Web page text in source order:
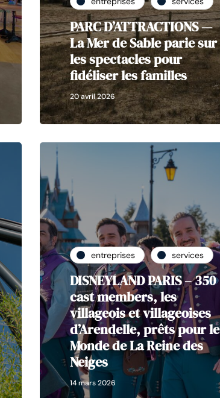
PARC D’ATTRACTIONS —
La Mer de Sable parie sur
les spectacles pour
fidéliser les familles
20 avril 2026
entreprises services
DISNEYLAND PARIS – 350
cast members, les
villageois et villageoises
d’Arendelle, prêts pour le
Monde de La Reine des
Neiges
14 mars 2026